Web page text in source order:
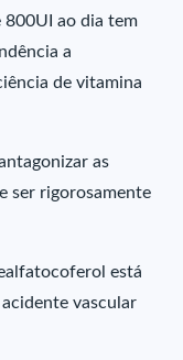
800UI ao dia tem
a
de vitamina
as
ser rigorosamente
está
vascular